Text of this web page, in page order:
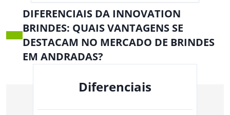
DIFERENCIAIS DA INNOVATION
BRINDES: QUAIS VANTAGENS SE
DESTACAM NO MERCADO DE BRINDES
EM ANDRADAS?
Diferenciais